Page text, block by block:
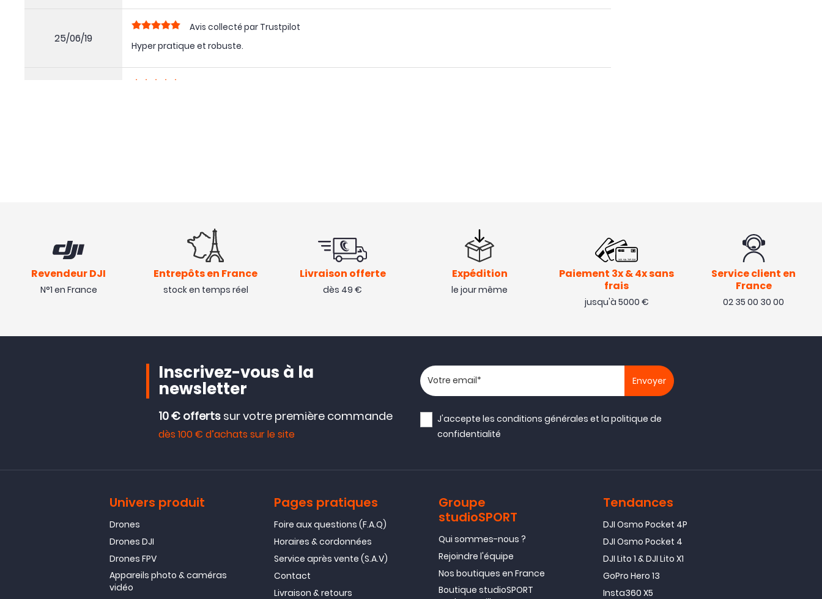
25/06/19
Avis collecté par Trustpilot
Hyper pratique et robuste.
Revendeur DJI
N°1 en France
Entrepôts en France
stock en temps réel
Livraison offerte
dès 49 €
Expédition
le jour même
Paiement 3x & 4x sans
frais
jusqu'à 5000 €
Service client en
France
02 35 00 30 00
Inscrivez-vous à la
newsletter
10 € offerts sur votre première commande
dès 100 € d’achats sur le site
Votre adresse email
J'accepte lesconditions générales et lapolitique de
confidentialité
Univers produit
Drones
Drones DJI
Drones FPV
Appareils photo & caméras
vidéo
Pages pratiques
Foire aux questions (F.A.Q)
Horaires & cordonnées
Service après vente (S.A.V)
Contact
Livraison & retours
Groupe
studioSPORT
Qui sommes-nous ?
Rejoindre l'équipe
Nos boutiques en France
Boutique studioSPORT
Tendances
DJI Osmo Pocket 4P
DJI Osmo Pocket 4
DJI Lito 1 & DJI Lito X1
GoPro Hero 13
Insta360 X5